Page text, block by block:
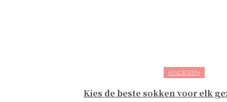
KINDEREN
Kies de beste sokken voor elk